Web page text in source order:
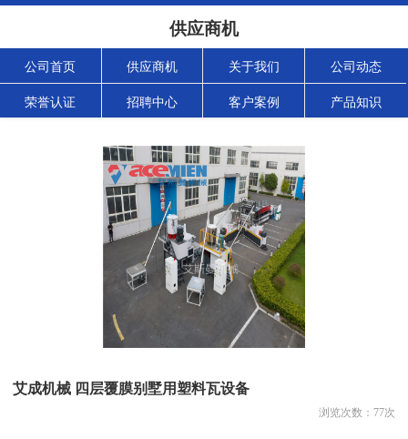
供应商机
公司首页 供应商机 关于我们 公司动态
荣誉认证 招聘中心 客户案例 产品知识
艾成机械 四层覆膜别墅用塑料瓦设备
浏览次数： 77次